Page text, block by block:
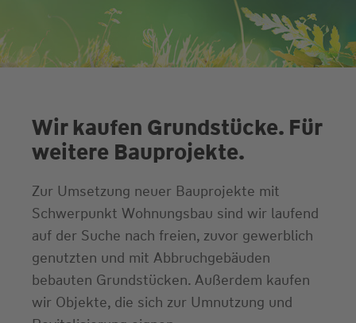
Wir kaufen Grundstücke. Für
weitere Bauprojekte.
Zur Umsetzung neuer Bauprojekte mit
Schwerpunkt Wohnungsbau sind wir laufend
auf der Suche nach freien, zuvor gewerblich
genutzten und mit Abbruchgebäuden
bebauten Grundstücken. Außerdem kaufen
wir Objekte, die sich zur Umnutzung und